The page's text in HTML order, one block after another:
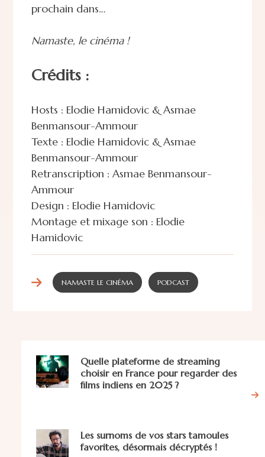
prochain dans…
Namaste, le cinéma !
Crédits :
Hosts : Elodie Hamidovic & Asmae
Benmansour-Ammour
Texte : Elodie Hamidovic & Asmae
Benmansour-Ammour
Retranscription : Asmae Benmansour-
Ammour
Design : Elodie Hamidovic
Montage et mixage son : Elodie
Hamidovic
NAMASTE LE CINÉMA PODCAST
Quelle plateforme de streaming
choisir en France pour regarder des
films indiens en 2025 ?
Les surnoms de vos stars tamoules
favorites, désormais décryptés !